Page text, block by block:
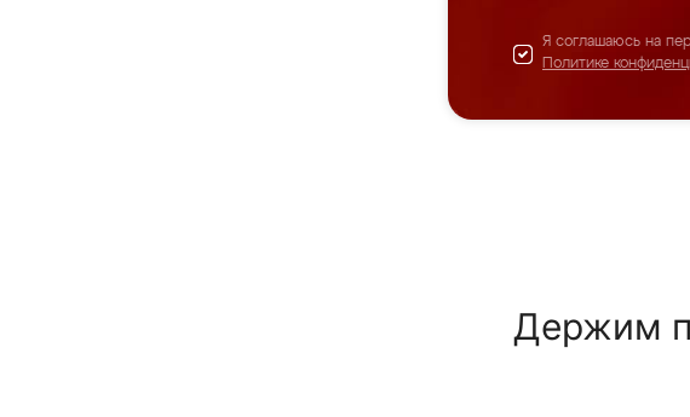
Я соглашаюсь на
Политике
Держим